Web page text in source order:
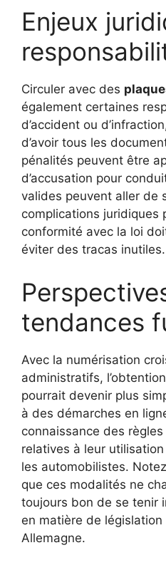
Enjeux
Circuler avec des
également certaines
d’accident ou
d’avoir tous les
pénalités peuvent être
d’accusation pour
valides peuvent aller de
complications juridiques
conformité avec la loi
éviter des tracas inutiles.
tendances
Avec la numérisation
administratifs,
pourrait devenir plus
à des démarches en
connaissance des
relatives à leur
les automobilistes.
que ces modalités ne
toujours bon de se tenir
en matière de
Allemagne.